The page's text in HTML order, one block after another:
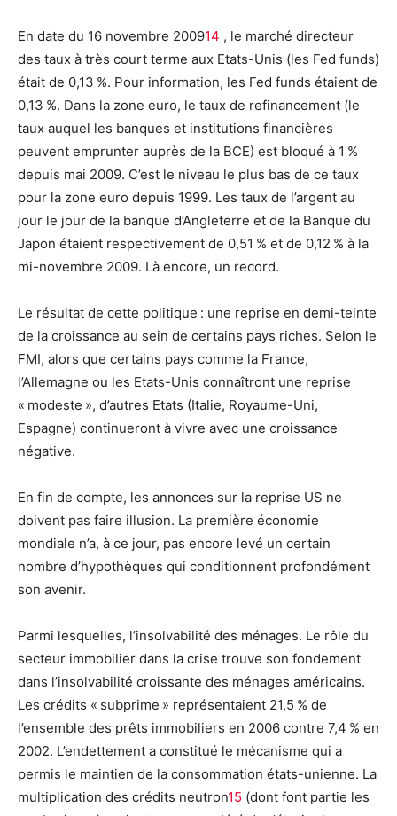
En date du 16 novembre 200914 , le marché directeur
des taux à très court terme aux Etats-Unis (les Fed funds)
était de 0,13 %. Pour information, les Fed funds étaient de
0,13 %. Dans la zone euro, le taux de refinancement (le
taux auquel les banques et institutions financières
peuvent emprunter auprès de la BCE) est bloqué à 1 %
depuis mai 2009. C’est le niveau le plus bas de ce taux
pour la zone euro depuis 1999. Les taux de l’argent au
jour le jour de la banque d’Angleterre et de la Banque du
Japon étaient respectivement de 0,51 % et de 0,12 % à la
mi-novembre 2009. Là encore, un record.
Le résultat de cette politique : une reprise en demi-teinte
de la croissance au sein de certains pays riches. Selon le
FMI, alors que certains pays comme la France,
l’Allemagne ou les Etats-Unis connaîtront une reprise
« modeste », d’autres Etats (Italie, Royaume-Uni,
Espagne) continueront à vivre avec une croissance
négative.
En fin de compte, les annonces sur la reprise US ne
doivent pas faire illusion. La première économie
mondiale n’a, à ce jour, pas encore levé un certain
nombre d’hypothèques qui conditionnent profondément
son avenir.
Parmi lesquelles, l’insolvabilité des ménages. Le rôle du
secteur immobilier dans la crise trouve son fondement
dans l’insolvabilité croissante des ménages américains.
Les crédits « subprime » représentaient 21,5 % de
l’ensemble des prêts immobiliers en 2006 contre 7,4 % en
2002. L’endettement a constitué le mécanisme qui a
permis le maintien de la consommation états-unienne. La
multiplication des crédits neutron15 (dont font partie les